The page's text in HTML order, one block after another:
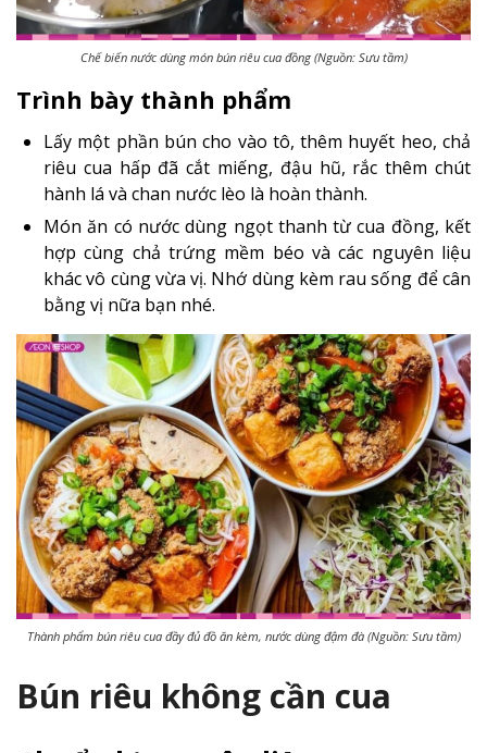
Chế biến nước dùng món bún riêu cua đồng (Nguồn: Sưu tầm)
Trình bày thành phẩm
Lấy một phần bún cho vào tô, thêm huyết heo, chả
riêu cua hấp đã cắt miếng, đậu hũ, rắc thêm chút
hành lá và chan nước lèo là hoàn thành.
Món ăn có nước dùng ngọt thanh từ cua đồng, kết
hợp cùng chả trứng mềm béo và các nguyên liệu
khác vô cùng vừa vị. Nhớ dùng kèm rau sống để cân
bằng vị nữa bạn nhé.
Thành phẩm bún riêu cua đầy đủ đồ ăn kèm, nước dùng đậm đà (Nguồn: Sưu tầm)
Bún riêu không cần cua